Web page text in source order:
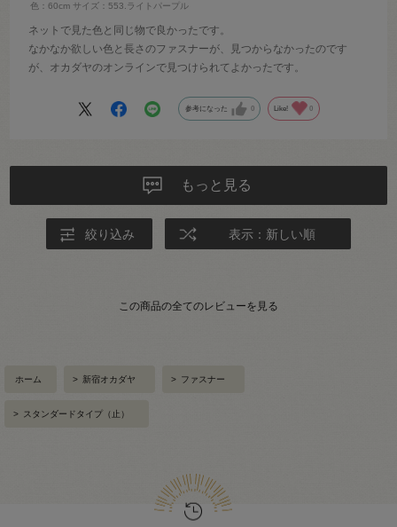
色：60cm サイズ：553.ライトパープル
ネットで見た色と同じ物で良かったです。
なかなか欲しい色と長さのファスナーが、見つからなかったのです
が、オカダヤのオンラインで見つけられてよかったです。
参考になった 0 Like! 0
もっと見る
絞り込み 表示：新しい順
この商品の全てのレビューを見る
ホーム > 新宿オカダヤ > ファスナー
> スタンダードタイプ（止）